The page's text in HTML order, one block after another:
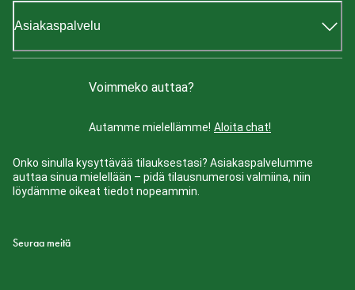
Asiakaspalvelu
Voimmeko auttaa?
Autamme mielellämme! Aloita chat!
Onko sinulla kysyttävää tilauksestasi? Asiakaspalvelumme
auttaa sinua mielellään – pidä tilausnumerosi valmiina, niin
löydämme oikeat tiedot nopeammin.
Seuraa meitä